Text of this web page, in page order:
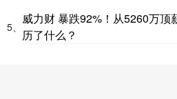
5、
威力财 暴跌92%！从5260万顶
历了什么？